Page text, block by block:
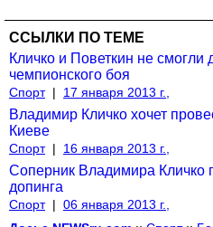
ССЫЛКИ ПО ТЕМЕ
Кличко и Поветкин не смогли
чемпионского боя
Спорт | 17 января 2013 г.,
Владимир Кличко хочет
Киеве
Спорт | 16 января 2013 г.,
Соперник Владимира Кличко
допинга
Спорт | 06 января 2013 г.,